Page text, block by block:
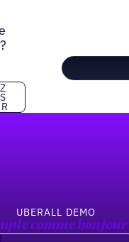
à pourvoir
UBERALL DEMO
comme bonjour